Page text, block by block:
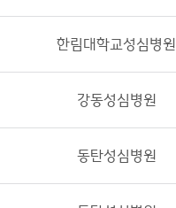
한림대학교성심병원
강동성심병원
동탄성심병원